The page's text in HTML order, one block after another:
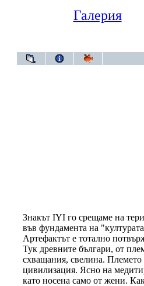
Галерия
Знакът IYI го срещаме на
във фундамента на
Артефактът е тотално
Тук древните българи, от
схващания, свелина. Племето
цивилизация. Ясно на
като носена само от жени.